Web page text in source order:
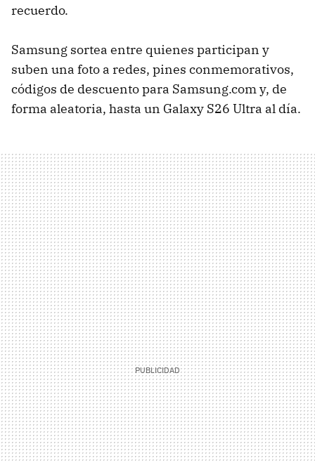
recuerdo.
Samsung sortea entre quienes participan y
suben una foto a redes, pines conmemorativos,
códigos de descuento para Samsung.com y, de
forma aleatoria, hasta un Galaxy S26 Ultra al día.